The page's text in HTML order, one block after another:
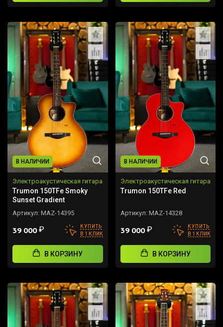
В НАЛИЧИИ
Электроакустическая гитара
Trumon 150TFe Smoky
Sunset Gradient
Артикул: MAZ-14395
39 000₽
КУПИТЬ
В 1 КЛИК
В КОРЗИНУ
В НАЛИЧИИ
Электроакустическая гитара
Trumon 150TFe Red
Артикул: MAZ-14328
39 000₽
КУПИТЬ
В 1 КЛИК
В КОРЗИНУ